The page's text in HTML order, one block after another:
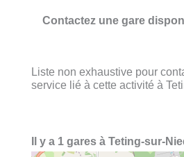
Contactez une gare
Liste non exhaustive pour
service lié à cette activité à
Il y a 1 gares à Teting-sur-